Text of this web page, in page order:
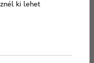
tippek és trükkök.
ki lehet